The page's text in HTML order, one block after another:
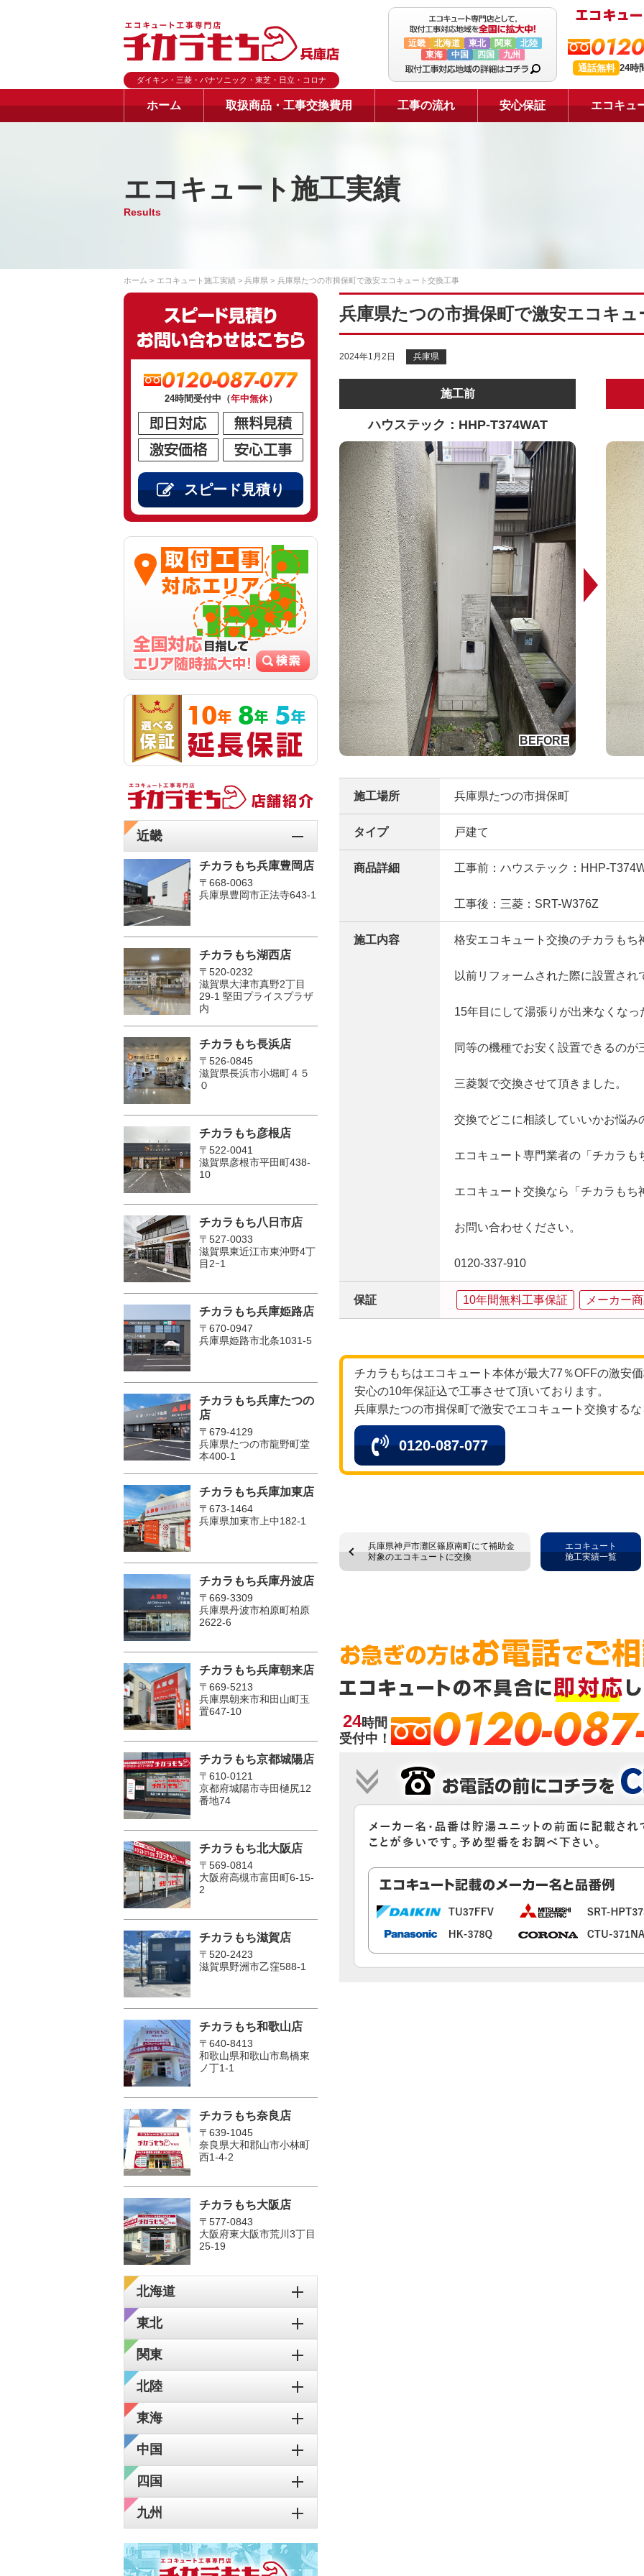
ダイキン・三菱・パナソニック・東芝・日立・コロナ
近畿 北海道 東北 関東
北陸
東海
中国 四国 九州
通話無料 24時
ホーム 取扱商品・工事交換費用 工事の流れ 安心保証 エコキュ
エコキュート施工実績
Results
ホーム エコキュート施工実績 兵庫県 兵庫県たつの市揖保町で激安エコキュート交換工事
兵庫県たつの市揖保町で激安エコキュ
2024年1月2日 兵庫県
施工前
ハウステック：HHP-T374WAT
施工場所 兵庫県たつの市揖保町
タイプ 戸建て
商品詳細 工事前：ハウステック：HHP-
工事後：三菱：SRT-W376Z
施工内容 格安エコキュート交換のチカラもち
以前リフォームされた際に設置され
15年目にして湯張りが出来なくなっ
同等の機種でお安く設置できるのが
三菱製で交換させて頂きました。
交換でどこに相談していいかお悩み
エコキュート専門業者の「チカラも
エコキュート交換なら「チカラもち
お問い合わせください。
0120‐337‐910
保証 10年間無料工事保証 メーカー
チカラもちはエコキュート本体が最大77％OFFの激安
安心の10年保証込で工事させて頂いております。
兵庫県たつの市揖保町で激安でエコキュート交換する
0120-087-077
兵庫県神戸市灘区篠原南町にて補助金
対象のエコキュートに交換
エコキュート
施工実績一覧
24時間
受付中！
0120-
0120-087-077
24時間受付中（年中無休）
スピード見積り
近畿
チカラもち兵庫豊岡店
〒668-0063
兵庫県豊岡市正法寺643-1
チカラもち湖西店
〒520-0232
滋賀県大津市真野2丁目
29-1 堅田プライスプラザ
内
チカラもち長浜店
〒526-0845
滋賀県長浜市小堀町４５
０
チカラもち彦根店
〒522-0041
滋賀県彦根市平田町438-
10
チカラもち八日市店
〒527-0033
滋賀県東近江市東沖野4丁
目2ｰ1
チカラもち兵庫姫路店
〒670-0947
兵庫県姫路市北条1031-5
チカラもち兵庫たつの
店
〒679-4129
兵庫県たつの市龍野町堂
本400-1
チカラもち兵庫加東店
〒673-1464
兵庫県加東市上中182-1
チカラもち兵庫丹波店
〒669-3309
兵庫県丹波市柏原町柏原
2622-6
チカラもち兵庫朝来店
〒669-5213
兵庫県朝来市和田山町玉
置647-10
チカラもち京都城陽店
〒610-0121
京都府城陽市寺田樋尻12
番地74
チカラもち北大阪店
〒569-0814
大阪府高槻市富田町6-15-
2
チカラもち滋賀店
〒520-2423
滋賀県野洲市乙窪588-1
チカラもち和歌山店
〒640-8413
和歌山県和歌山市島橋東
ノ丁1-1
チカラもち奈良店
〒639-1045
奈良県大和郡山市小林町
西1-4-2
チカラもち大阪店
〒577-0843
大阪府東大阪市荒川3丁目
25-19
北海道
東北
関東
北陸
東海
中国
四国
九州